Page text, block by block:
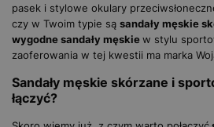
pasek i stylowe okulary
czy w Twoim typie są sandały męskie
wygodne sandały męskiew stylu
zaoferowania w tej kwestii ma marka
Sandały męskie skórzane i
łączyć?